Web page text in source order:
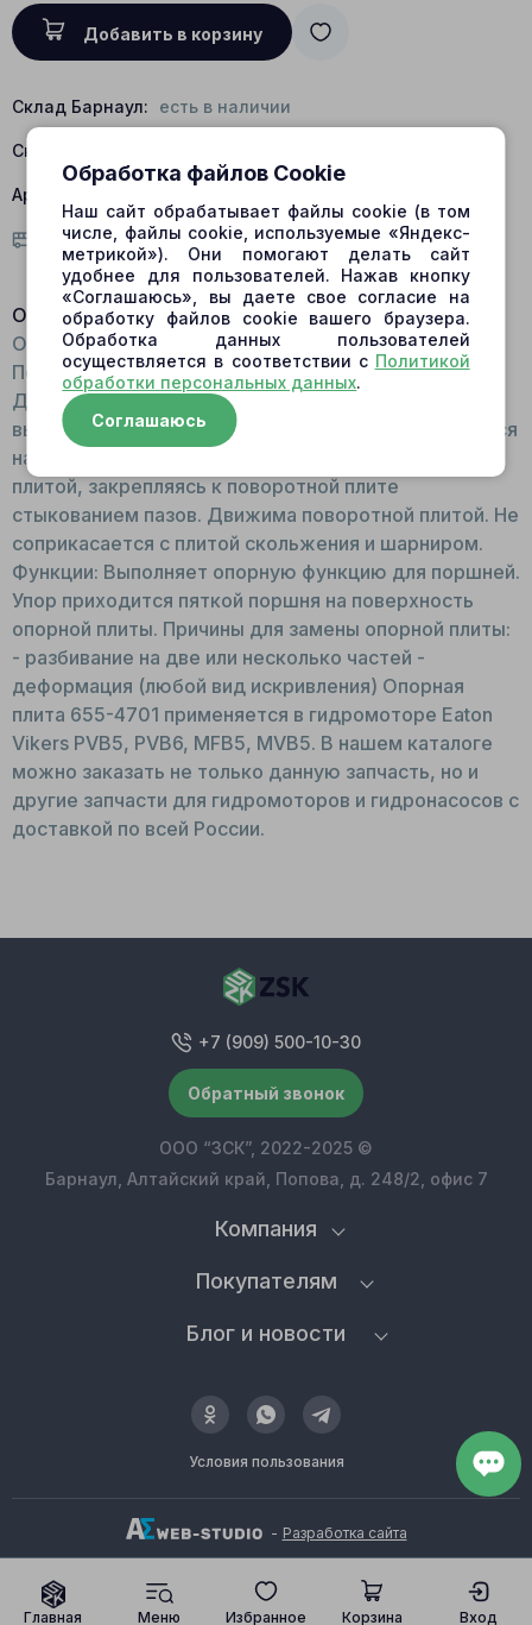
Добавить в корзину
Склад Барнаул: есть в наличии
Склад Центральный:
Артикул:
Условия доставки
Описание:
Общий вид: Круглая запчасть с плоскими торцами.
По типу шайбы. В центре расположено отверстие.
Для изготовления детали используется
высокопрочная сталь. Принцип работы: Фиксируется
на валу между прижимной пластиной и поворотной
плитой, закрепляясь к поворотной плите
стыкованием пазов. Движима поворотной плитой. Не
соприкасается с плитой скольжения и шарниром.
Функции: Выполняет опорную функцию для поршней.
Упор приходится пяткой поршня на поверхность
опорной плиты. Причины для замены опорной плиты:
- разбивание на две или несколько частей -
деформация (любой вид искривления) Опорная
плита 655-4701 применяется в гидромоторе Eaton
Vikers PVB5, PVB6, MFB5, MVB5. В нашем каталоге
можно заказать не только данную запчасть, но и
другие запчасти для гидромоторов и гидронасосов с
доставкой по всей России.
Условия пользования
Компания
Покупателям
Блог и новости
+7 (909) 500-10-30
Обратный звонок
ООО “ЗСК”, 2022-2025 ©
Барнаул, Алтайский край, Попова, д. 248/2, офис 7
- Разработка сайта
Главная Меню Избранное Корзина Вход
Обработка файлов Cookie
Наш сайт обрабатывает файлы cookie (в том
числе, файлы cookie, используемые «Яндекс-
метрикой»). Они помогают делать сайт
удобнее для пользователей. Нажав кнопку
«Соглашаюсь», вы даете свое согласие на
обработку файлов cookie вашего браузера.
Обработка данных пользователей
осуществляется в соответствии с Политикой
обработки персональных данных.
Соглашаюсь